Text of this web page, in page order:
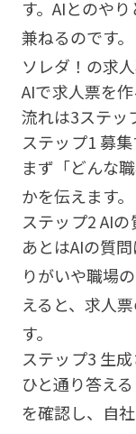
す。AIとのや
兼ねるのです。
ソレダ！の求
AIで求人票を
流れは3ステッ
ステップ1 募
まず「どんな
かを伝えます
ステップ2 AI
あとはAIの質
りがいや職場
えると、求人
す。
ステップ3 生
ひと通り答え
を確認し、自